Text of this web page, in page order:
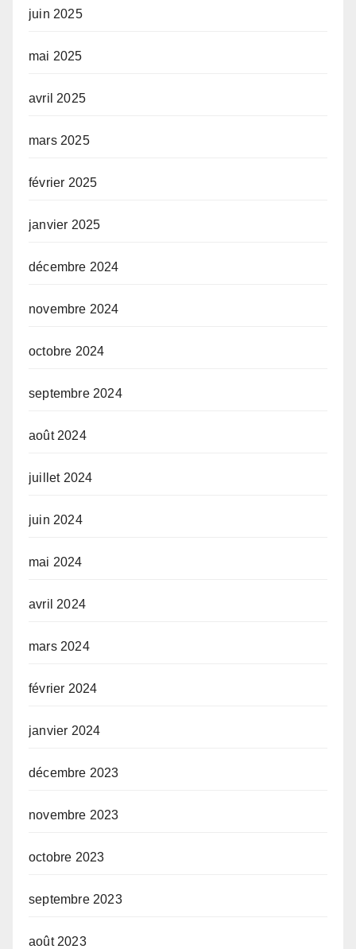
juin 2025
mai 2025
avril 2025
mars 2025
février 2025
janvier 2025
décembre 2024
novembre 2024
octobre 2024
septembre 2024
août 2024
juillet 2024
juin 2024
mai 2024
avril 2024
mars 2024
février 2024
janvier 2024
décembre 2023
novembre 2023
octobre 2023
septembre 2023
août 2023